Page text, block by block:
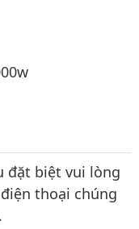
đặt biệt vui lòng
thoại chúng